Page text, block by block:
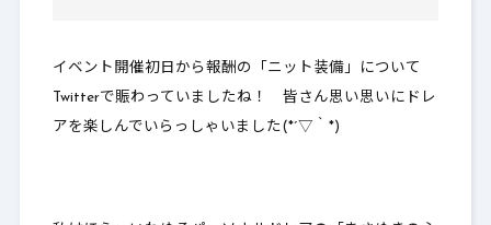
イベント開催初日から報酬の「ニット装備」について
Twitterで賑わっていましたね！ 皆さん思い思いにドレ
アを楽しんでいらっしゃいました(*´▽｀*)